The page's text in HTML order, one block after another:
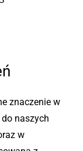
znaczenie w
naszych
w